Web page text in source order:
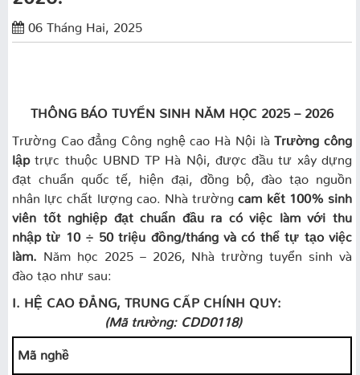
06 Tháng Hai, 2025
THÔNG BÁO TUYỂN SINH NĂM HỌC 2025 – 2026
Trường Cao đẳng Công nghệ cao Hà Nội làTrường công
lập trực thuộc UBND TP Hà Nội, được đầu tư xây dựng
đạt chuẩn quốc tế, hiện đại, đồng bộ, đào tạo nguồn
nhân lực chất lượng cao. Nhà trường cam kết 100% sinh
viên tốt nghiệp đạt chuẩn đầu ra có việc làm với thu
nhập từ 10 ÷ 50 triệu đồng/tháng và có thể tự tạo việc
làm.
Năm học 2025 – 2026, Nhà trường tuyển sinh và
đào tạo như sau:
I. HỆ CAO ĐẲNG, TRUNG CẤP CHÍNH QUY:
(Mã trường: CDD0118)
Mã nghề